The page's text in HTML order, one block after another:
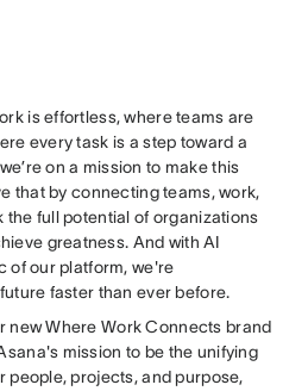
is effortless, where teams are
every task is a step toward a
on a mission to make this
that by connecting teams, work,
the full potential of organizations
greatness. And with AI
of our platform, we're
faster than ever before.
new Where Work Connects brand
mission to be the unifying
people, projects, and purpose,